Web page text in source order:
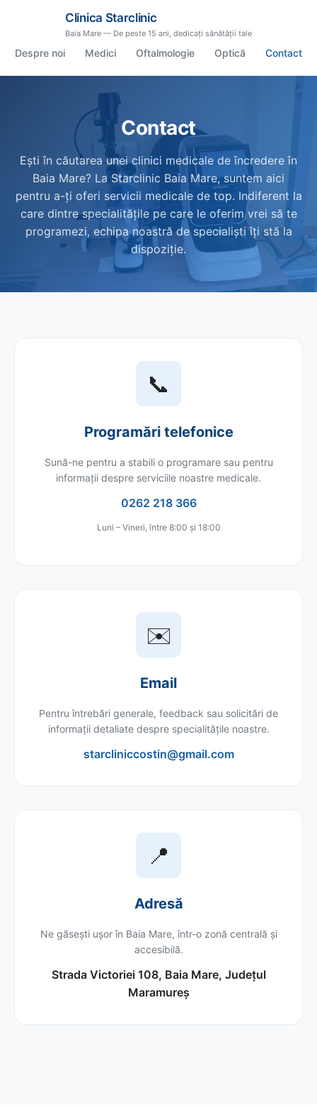
Clinica Starclinic
Baia Mare — De peste 15 ani, dedicați sănătății tale
Despre noi Medici Oftalmologie Optică Contact
Contact
Ești în căutarea unei clinici medicale de încredere în
Baia Mare? La Starclinic Baia Mare, suntem aici
pentru a-ți oferi servicii medicale de top. Indiferent la
care dintre specialitățile pe care le oferim vrei să te
programezi, echipa noastră de specialiști îți stă la
dispoziție.
📞
Programări telefonice
Sună-ne pentru a stabili o programare sau pentru
informații despre serviciile noastre medicale.
0262 218 366
Luni – Vineri, între 8:00 și 18:00
✉️
Email
Pentru întrebări generale, feedback sau solicitări de
informații detaliate despre specialitățile noastre.
starcliniccostin@gmail.com
📍
Adresă
Ne găsești ușor în Baia Mare, într-o zonă centrală și
accesibilă.
Strada Victoriei 108, Baia Mare, Județul
Maramureș